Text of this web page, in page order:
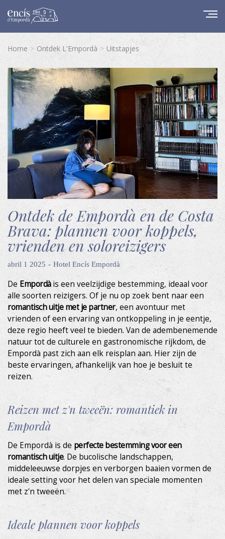
Home Ontdek L'Empordà Uitstapjes
Ontdek de Empordà en de Costa
Brava: plannen voor koppels,
vrienden en soloreizigers
abril 1 2025 Hotel Encís Empordà
De Empordàis een veelzijdige bestemming, ideaal voor
alle soorten reizigers. Of je nu op zoek bent naar een
romantisch uitje met je partner, een avontuur met
vrienden of een ervaring van ontkoppeling in je eentje,
deze regio heeft veel te bieden. Van de adembenemende
natuur tot de culturele en gastronomische rijkdom, de
Empordà past zich aan elk reisplan aan. Hier zijn de
beste ervaringen, afhankelijk van hoe je besluit te
reizen.
Reizen met z'n tweeën: romantiek in
Empordà
De Empordà is de perfecte bestemming voor een
romantisch uitje. De bucolische landschappen,
middeleeuwse dorpjes en verborgen baaien vormen de
ideale setting voor het delen van speciale momenten
met z'n tweeën.
Ideale plannen voor koppels
Cookies wijzigen
Technisch en functioneel
Altijd actief
Deze website gebruikt eigen cookies om informatie te
verzamelen om onze dienstverlening te verbeteren. Als u
doorgaat met browsen, accepteert u hun installatie. De
gebruiker heeft de mogelijkheid om zijn browser te